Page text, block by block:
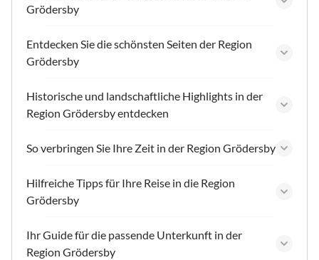
Grödersby
Entdecken Sie die schönsten Seiten der Region
Grödersby
Historische und landschaftliche Highlights in der
Region Grödersby entdecken
So verbringen Sie Ihre Zeit in der Region Grödersby
Hilfreiche Tipps für Ihre Reise in die Region
Grödersby
Ihr Guide für die passende Unterkunft in der
Region Grödersby